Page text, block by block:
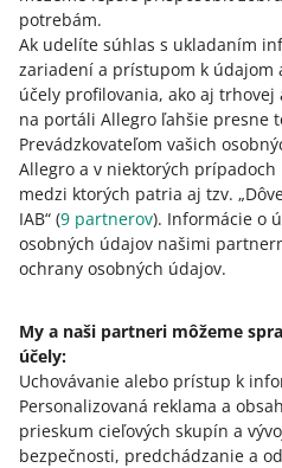
potrebám.
Ak udelíte súhlas s ukladaním
zariadení a prístupom k údajom
účely profilovania, ako aj
na portáli Allegro ľahšie presne
Prevádzkovateľom vašich
Allegro a v niektorých
medzi ktorých patria aj tzv.
IAB“ (9 partnerov). Informácie o
osobných údajov našimi
ochrany osobných údajov.
My a naši partneri môžeme
účely:
Uchovávanie alebo prístup k
Personalizovaná reklama a
prieskum cieľových skupín a
bezpečnosti, predchádzanie a
Táto stránka je dostupná aj v
o allegro.pl
polski
čeština
English
slovenčina